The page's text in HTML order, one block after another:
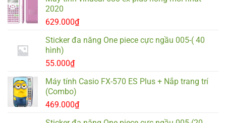
2020
629.000₫
Sticker đa năng One piece cực ngầu 005-( 40
hình)
55.000₫
Máy tính Casio FX-570 ES Plus + Nắp trang trí
(Combo)
469.000₫